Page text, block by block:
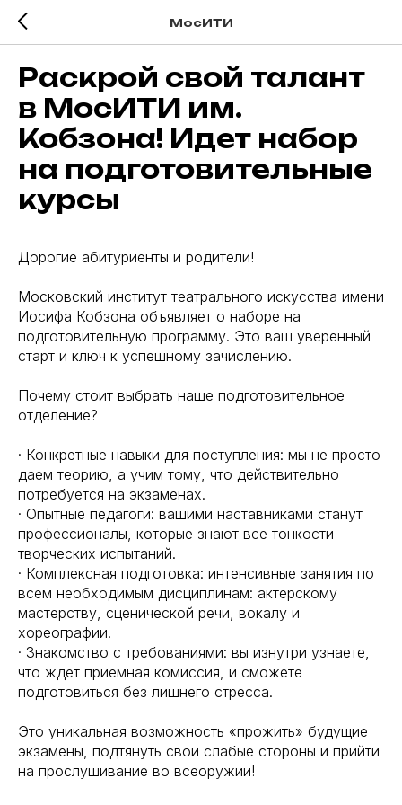
МосИТИ
Раскрой свой талант
в МосИТИ им.
Кобзона! Идет набор
на подготовительные
курсы
Дорогие абитуриенты и родители!
Московский институт театрального искусства имени
Иосифа Кобзона объявляет о наборе на
подготовительную программу. Это ваш уверенный
старт и ключ к успешному зачислению.
Почему стоит выбрать наше подготовительное
отделение?
· Конкретные навыки для поступления: мы не просто
даем теорию, а учим тому, что действительно
потребуется на экзаменах.
· Опытные педагоги: вашими наставниками станут
профессионалы, которые знают все тонкости
творческих испытаний.
· Комплексная подготовка: интенсивные занятия по
всем необходимым дисциплинам: актерскому
мастерству, сценической речи, вокалу и
хореографии.
· Знакомство с требованиями: вы изнутри узнаете,
что ждет приемная комиссия, и сможете
подготовиться без лишнего стресса.
Это уникальная возможность «прожить» будущие
экзамены, подтянуть свои слабые стороны и прийти
на прослушивание во всеоружии!